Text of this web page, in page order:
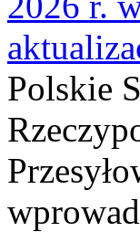
Polskie